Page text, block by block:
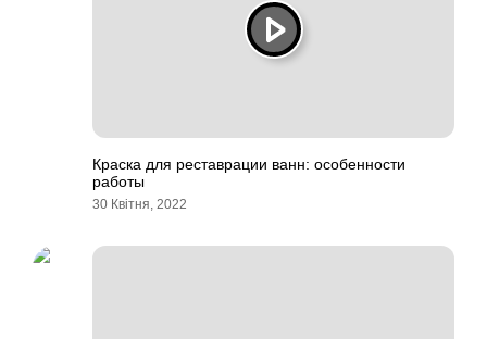
Краска для реставрации ванн: особенности
работы
30 Квітня, 2022